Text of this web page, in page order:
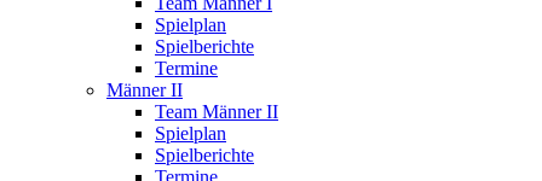
Spielplan
Spielberichte
Termine
Männer II
Team Männer II
Spielplan
Spielberichte
Termine